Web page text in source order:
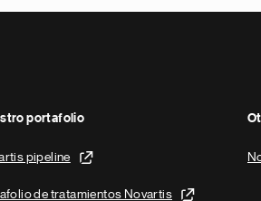
portafolio
pipeline
de tratamientos Novartis